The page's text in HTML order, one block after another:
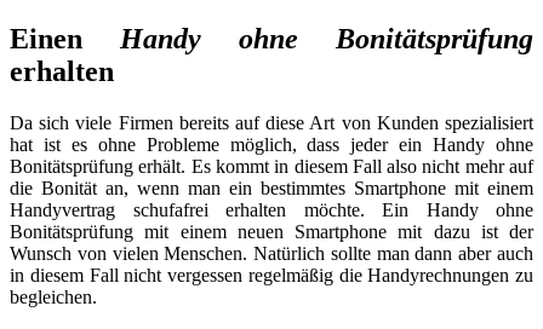
Einen Handy ohne Bonitätsprüfung
erhalten
Da sich viele Firmen bereits auf diese Art von Kunden spezialisiert
hat ist es ohne Probleme möglich, dass jeder ein Handy ohne
Bonitätsprüfung erhält. Es kommt in diesem Fall also nicht mehr auf
die Bonität an, wenn man ein bestimmtes Smartphone mit einem
Handyvertrag schufafrei erhalten möchte. Ein Handy ohne
Bonitätsprüfung mit einem neuen Smartphone mit dazu ist der
Wunsch von vielen Menschen. Natürlich sollte man dann aber auch
in diesem Fall nicht vergessen regelmäßig die Handyrechnungen zu
begleichen.